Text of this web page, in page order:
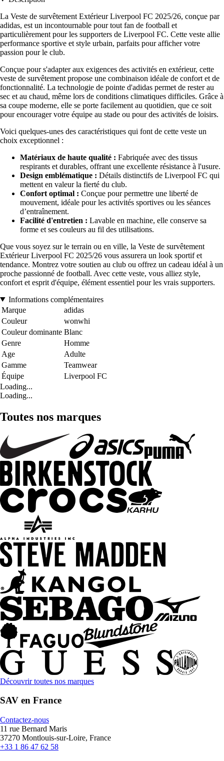
La Veste de survêtement Extérieur Liverpool FC 2025/26, conçue par
adidas, est un incontournable pour tout fan de football et
particulièrement pour les supporters de Liverpool FC. Cette veste allie
performance sportive et style urbain, parfaits pour afficher votre
passion pour le club.
Conçue pour s'adapter aux exigences des activités en extérieur, cette
veste de survêtement propose une combinaison idéale de confort et de
fonctionnalité. La technologie de pointe d'adidas permet de rester au
sec et au chaud, même lors de conditions climatiques difficiles. Grâce à
sa coupe moderne, elle se porte facilement au quotidien, que ce soit
pour encourager votre équipe au stade ou pour des activités de loisirs.
Voici quelques-unes des caractéristiques qui font de cette veste un
choix exceptionnel :
Matériaux de haute qualité : Fabriquée avec des tissus
respirants et durables, offrant une excellente résistance à l'usure.
Design emblématique : Détails distinctifs de Liverpool FC qui
mettent en valeur la fierté du club.
Confort optimal : Conçue pour permettre une liberté de
mouvement, idéale pour les activités sportives ou les séances
d’entraînement.
Facilité d'entretien : Lavable en machine, elle conserve sa
forme et ses couleurs au fil des utilisations.
Que vous soyez sur le terrain ou en ville, la Veste de survêtement
Extérieur Liverpool FC 2025/26 vous assurera un look sportif et
tendance. Montrez votre soutien au club ou offrez un cadeau idéal à un
proche passionné de football. Avec cette veste, vous alliez style,
confort et esprit d'équipe, élément essentiel pour les vrais supporters.
Informations complémentaires
Marque
adidas
Couleur
wonwhi
Couleur dominante Blanc
Genre
Homme
Age
Adulte
Gamme
Teamwear
Équipe
Liverpool FC
Loading...
Loading...
Toutes nos marques
Découvrir toutes nos marques
SAV en France
Contactez-nous
11 rue Bernard Maris
37270 Montlouis-sur-Loire, France
+33 1 86 47 62 58